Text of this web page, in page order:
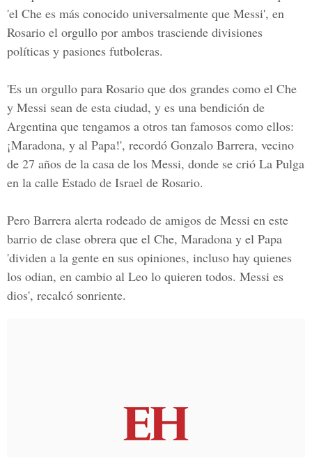
'el Che es más conocido universalmente que Messi', en
Rosario el orgullo por ambos trasciende divisiones
políticas y pasiones futboleras.
'Es un orgullo para Rosario que dos grandes como el Che
y Messi sean de esta ciudad, y es una bendición de
Argentina que tengamos a otros tan famosos como ellos:
¡Maradona, y al Papa!', recordó Gonzalo Barrera, vecino
de 27 años de la casa de los Messi, donde se crió La Pulga
en la calle Estado de Israel de Rosario.
Pero Barrera alerta rodeado de amigos de Messi en este
barrio de clase obrera que el Che, Maradona y el Papa
'dividen a la gente en sus opiniones, incluso hay quienes
los odian, en cambio al Leo lo quieren todos. Messi es
dios', recalcó sonriente.